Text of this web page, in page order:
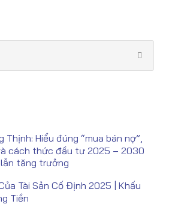
Thịnh: Hiểu đúng “mua bán nợ”,
cách thức đầu tư 2025 – 2030
tăng trưởng
Tài Sản Cố Định 2025 | Khấu
Tiền